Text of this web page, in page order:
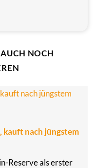
NOCH
kauft nach jüngstem
Reserve als erster